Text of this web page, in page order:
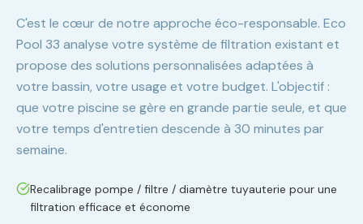
C'est le cœur de notre approche éco-responsable. Eco
Pool 33 analyse votre système de filtration existant et
propose des solutions personnalisées adaptées à
votre bassin, votre usage et votre budget. L'objectif :
que votre piscine se gère en grande partie seule, et que
votre temps d'entretien descende à 30 minutes par
semaine.
Recalibrage pompe / filtre / diamètre tuyauterie pour une
filtration efficace et économe